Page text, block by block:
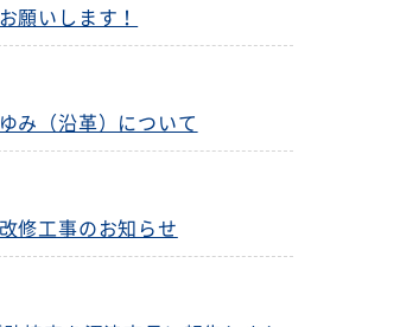
願いします！
み（沿革）について
修工事のお知らせ